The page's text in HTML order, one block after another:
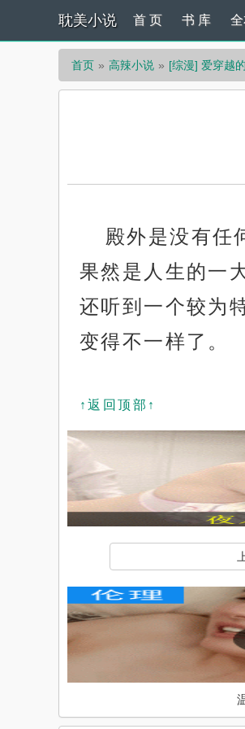
耽美小说 首 页 书 库
首页 高辣小说 [综漫] 爱穿越
殿外是没有任
果然是人生的一
还听到一个较为
变得不一样了。
↑返回顶部↑